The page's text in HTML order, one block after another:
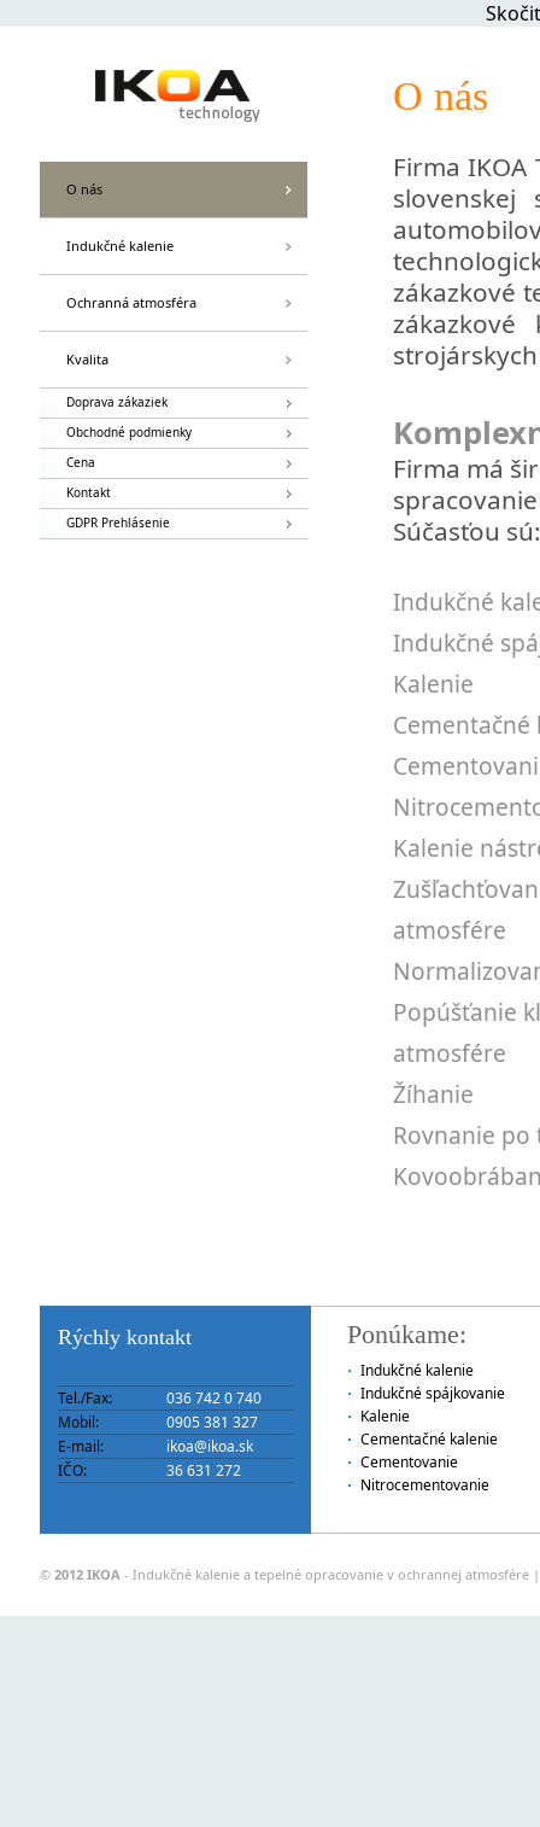
O nás
Indukčné kalenie
Ochranná atmosféra
Kvalita
Doprava zákaziek
Obchodné podmienky
Cena
Kontakt
GDPR Prehlásenie
O nás
Firma
zákazkové
zákazkové
Firma má
Súčasťou sú:
Indukčné
Indukčné
Kalenie
Cementačné
Kalenie
atmosfére
Popúšťanie
atmosfére
Žíhanie
Rovnanie
Rýchly kontakt
Tel./Fax:
036 742 0 740
Mobil:
0905 381 327
E-mail:
ikoa@ikoa.sk
IČO:
36 631 272
Ponúkame:
Indukčné kalenie
Indukčné spájkovanie
Kalenie
Cementačné kalenie
Cementovanie
Nitrocementovanie
© 2012 IKOA - Indukčné kalenie a tepelné opracovanie v ochrannej